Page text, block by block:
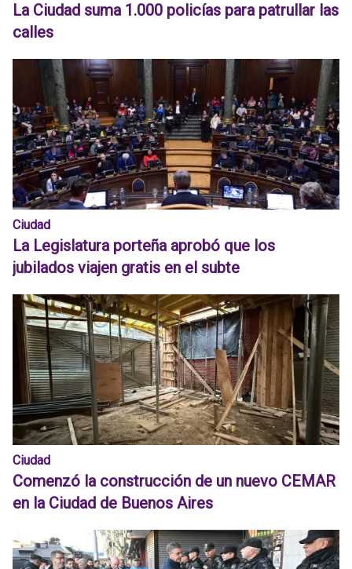
La Ciudad suma 1.000 policías para patrullar las
calles
Ciudad
La Legislatura porteña aprobó que los
jubilados viajen gratis en el subte
Ciudad
Comenzó la construcción de un nuevo CEMAR
en la Ciudad de Buenos Aires